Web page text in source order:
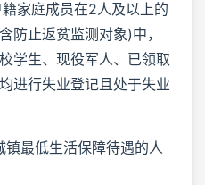
家庭成员在2人及以上的
防止返贫监测对象)中，
学生、现役军人、已领取
进行失业登记且处于失业
最低生活保障待遇的人